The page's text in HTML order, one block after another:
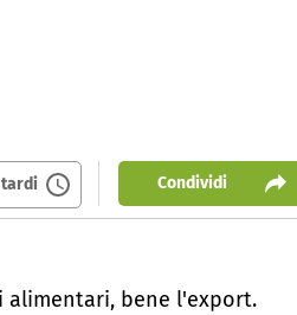
tardi Condividi
alimentari, bene l'export.